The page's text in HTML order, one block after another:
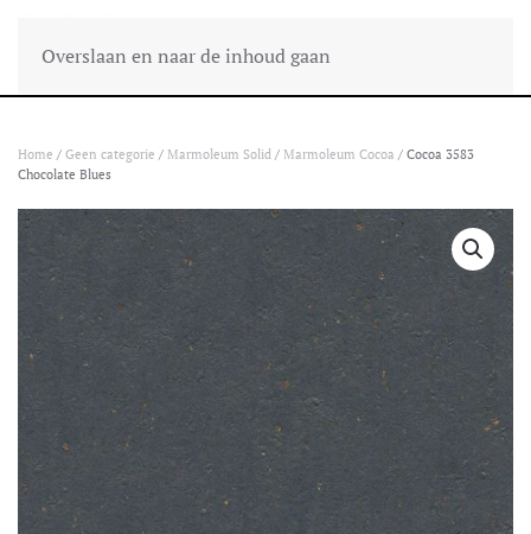
Overslaan en naar de inhoud gaan
Home / Geen categorie / Marmoleum Solid / Marmoleum Cocoa / Cocoa 3583
Chocolate Blues